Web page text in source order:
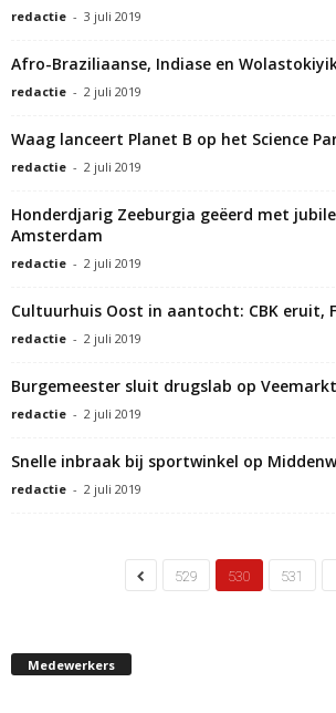
redactie - 3 juli 2019
Afro-Braziliaanse, Indiase en
redactie - 2 juli 2019
Waag lanceert Planet B op het Science
redactie - 2 juli 2019
Honderdjarig Zeeburgia geëerd met
Amsterdam
redactie - 2 juli 2019
Cultuurhuis Oost in aantocht: CBK eruit,
redactie - 2 juli 2019
Burgemeester sluit drugslab op Veemarkt
redactie - 2 juli 2019
Snelle inbraak bij sportwinkel op
redactie - 2 juli 2019
529 530 531
Medewerkers